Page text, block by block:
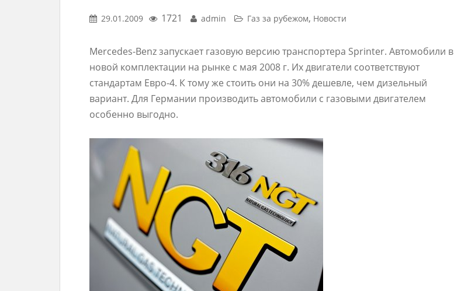
29.01.2009 1721 admin Газ за рубежом, Новости
Mercedes-Benz запускает газовую версию транспортера Sprinter. Автомобили в
новой комплектации на рынке с мая 2008 г. Их двигатели соответствуют
стандартам Евро-4. К тому же стоить они на 30% дешевле, чем дизельный
вариант. Для Германии производить автомобили с газовыми двигателем
особенно выгодно.